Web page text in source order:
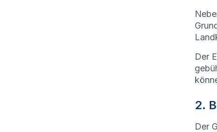
Der
2.
Der